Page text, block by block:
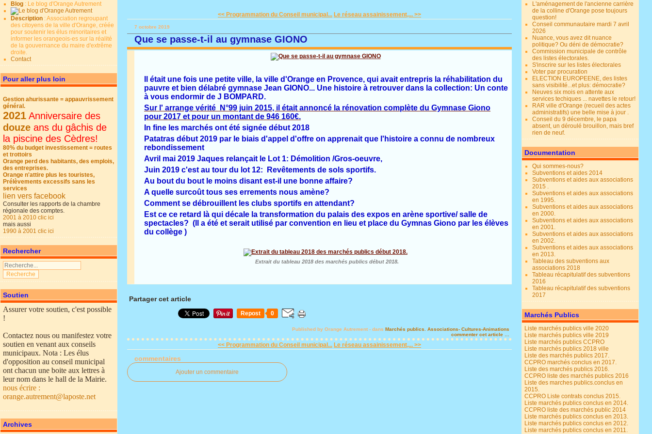
Blog : Le blog d'Orange Autrement
Description : Association regroupant
des citoyens de la ville d'Orange, créée
pour soutenir les élus minoritaires et
informer les orangeois-es sur la réalité
de la gouvernance du maire d'extrême
droite.
Contact
Pour aller plus loin
Gestion ahurissante = appauvrissement
général.
2021 Anniversaire des
douze ans du gâchis de
la piscine des Cèdres!
80% du budget investissement = routes
et trottoirs
Orange perd des habitants, des emplois,
des entreprises.
Orange n'attire plus les touristes,
Prélèvements excessifs sans les
services
lien vers facebook
Consulter les rapports de la chambre
régionale des comptes.
2001 à 2010 clic ici
mais aussi
1990 à 2001 clic ici
Rechercher
Soutien
Assurer votre soutien, c'est possible
!
Contactez nous ou manifestez votre
soutien en venant aux conseils
municipaux. Nota : Les élus
d'opposition au conseil municipal
ont chacun une boite aux lettres à
leur nom dans le hall de la Mairie.
nous écrire :
orange.autrement@laposte.net
Archives
<< Programmation du Conseil municipal... Le réseau assainissement,... >>
7 octobre 2019
Que se passe-t-il au gymnase GIONO
Il était une fois une petite ville, la ville d'Orange en Provence, qui avait entrepris la réhabilitation du
pauvre et bien délabré gymnase Jean GIONO... Une histoire à retrouver dans la collection: Un conte
à vous endormir de J BOMPARD.
Sur l' arrange vérité N°99 juin 2015, il était annoncé la rénovation complète du Gymnase Giono
pour 2017 et pour un montant de 946 160€.
In fine les marchés ont été signée début 2018
Patatras début 2019 par le biais d'appel d'offre on apprenait que l'histoire a connu de nombreux
rebondissement
Avril mai 2019 Jaques relançait le Lot 1: Démolition /Gros-oeuvre,
Juin 2019 c'est au tour du lot 12: Revêtements de sols sportifs.
Au bout du bout le moins disant est-il une bonne affaire?
A quelle surcoût tous ses errements nous amène?
Comment se débrouillent les clubs sportifs en attendant?
Est ce ce retard là qui décale la transformation du palais des expos en arène sportive/ salle de
spectacles? (Il a été et serait utilisé par convention en lieu et place du Gymnas Giono par les élèves
du collège )
Extrait du tableau 2018 des marchés publics début 2018.
Partager cet article
Repost 0
Published by Orange Autrement - dansMarchés publics.
Associations- Cultures-Animations
commenter cet article
<< Programmation du Conseil municipal... Le réseau assainissement,... >>
commentaires
Ajouter un commentaire
L'aménagement de l'ancienne carrière
de la colline d'Orange pose toujours
question!
Conseil communautaire mardi 7 avril
2026
Nuance, vous avez dit nuance
politique? Ou déni de démocratie?
Commission municipale de contrôle
des listes électorales.
S'inscrire sur les listes électorales
Voter par procuration
ELECTION EUROPEENE, des listes
sans visibilité...et plus: démocratie?
Neuves six mois en attente aux
services techiques ... navettes le retour!
RAR ville d'Orange (recueil des actes
administratifs) une belle mise à jour .
Conseil du 9 décembre, le papa
absent, un déroulé brouillon, mais bref
rien de neuf.
Documentation
Qui sommes-nous?
Subventions et aides 2014
Subventions et aides aux associations
2015 .
Subventions et aides aux associations
en 1995.
Subventions et aides aux associations
en 2000.
Subventions et aides aux associations
en 2001.
Subventions et aides aux associations
en 2002.
Subventions et aides aux associations
en 2013.
Tableau des subventions aux
associations 2018
Tableau récapitulatif des subventions
2016
Tableau récapitulatif des subventions
2017
Marchés Publics
Liste marchés publics ville 2020
Liste marchés publics ville 2019
Liste marchés publics CCPRO
Liste marchés publics 2018 ville
Liste des marchés publics 2017.
CCPRO marchés conclus en 2017.
Liste des marchés publics 2016.
CCPRO liste des marchés publics 2016
Liste des marches publics.conclus en
2015.
CCPRO Liste contrats conclus 2015.
Liste marchés publics conclus en 2014.
CCPRO liste des marchés public 2014
Liste marchés publics conclus en 2013.
Liste marchés publics conclus en 2012.
Liste marchés publics conclus en 2011.